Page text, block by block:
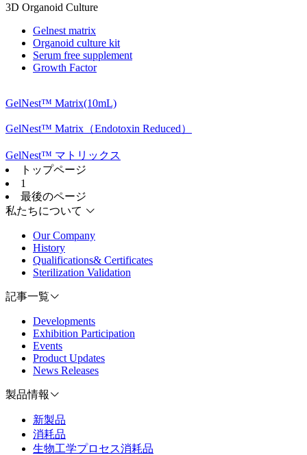
3D Organoid Culture
Gelnest matrix
Organoid culture kit
Serum free supplement
Growth Factor
GelNest™ Matrix(10mL)
GelNest™ Matrix（Endotoxin Reduced）
GelNest™ マトリックス
トップページ
1
最後のページ
私たちについて
Our Company
History
Qualifications& Certificates
Sterilization Validation
記事一覧
Developments
Exhibition Participation
Events
Product Updates
News Releases
製品情報
新製品
消耗品
生物工学プロセス消耗品